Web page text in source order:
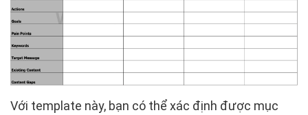
Với template này, bạn có thể xác định được mục